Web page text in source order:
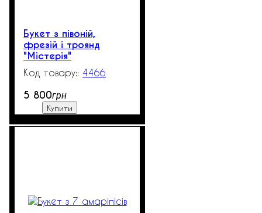
Букет з півоній,
фрезій і троянд
"Містерія"
4466
5 800грн
Купити